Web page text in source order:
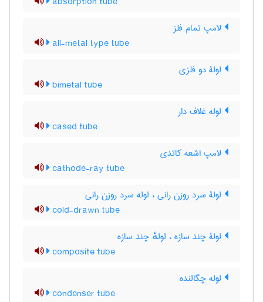
لامپ تمام فلز
all-metal type tube
لولۀ دو فلزی
bimetal tube
لوله غلاف دار
cased tube
لامپ اشعه کاتدی
cathode-ray tube
لولۀ سرد روزن رانی ، لوله سرد روزن رانی
cold-drawn tube
لولۀ چند سازه ، لولهٔ چند سازه
composite tube
لوله چگالنده
condenser tube